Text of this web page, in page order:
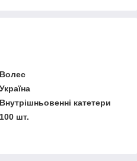
Волес
Україна
Внутрішньовенні катетери
100 шт.